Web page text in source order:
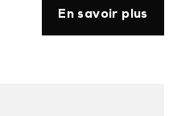
En savoir plus